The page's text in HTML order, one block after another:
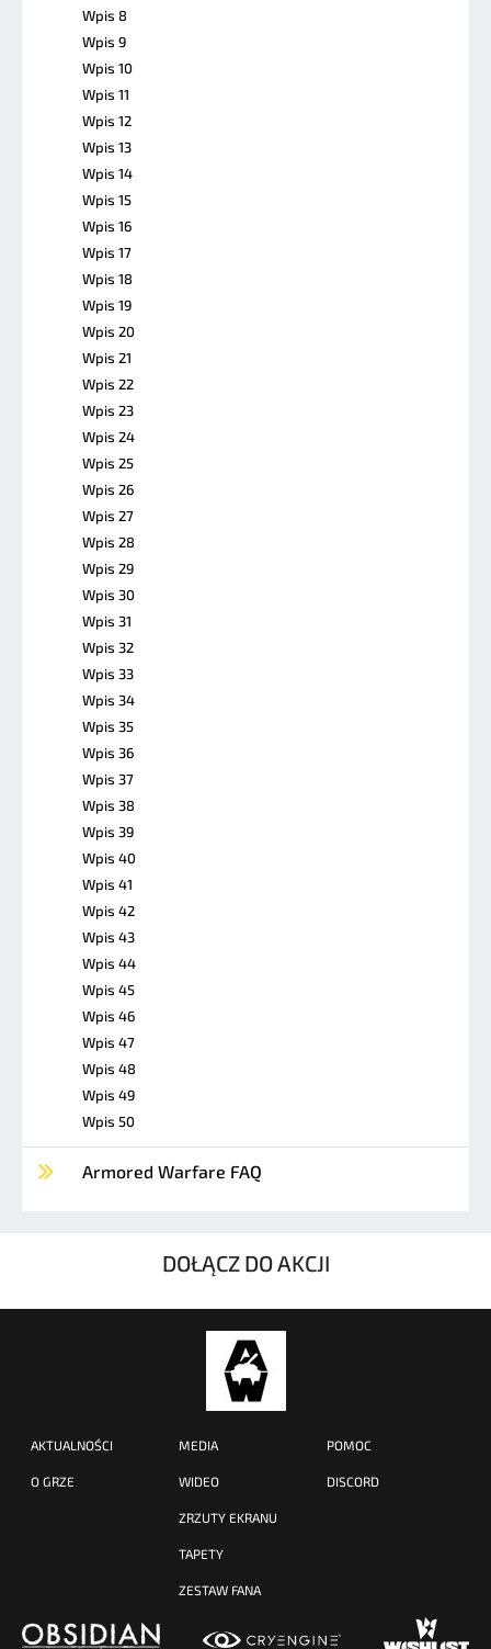
Wpis 8
Wpis 9
Wpis 10
Wpis 11
Wpis 12
Wpis 13
Wpis 14
Wpis 15
Wpis 16
Wpis 17
Wpis 18
Wpis 19
Wpis 20
Wpis 21
Wpis 22
Wpis 23
Wpis 24
Wpis 25
Wpis 26
Wpis 27
Wpis 28
Wpis 29
Wpis 30
Wpis 31
Wpis 32
Wpis 33
Wpis 34
Wpis 35
Wpis 36
Wpis 37
Wpis 38
Wpis 39
Wpis 40
Wpis 41
Wpis 42
Wpis 43
Wpis 44
Wpis 45
Wpis 46
Wpis 47
Wpis 48
Wpis 49
Wpis 50
Armored Warfare FAQ
DOŁĄCZ DO AKCJI
AKTUALNOŚCI
O GRZE
MEDIA
WIDEO
ZRZUTY EKRANU
TAPETY
ZESTAW FANA
POMOC
DISCORD